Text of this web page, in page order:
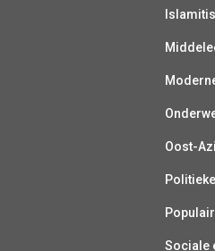
Oost-
Sociale